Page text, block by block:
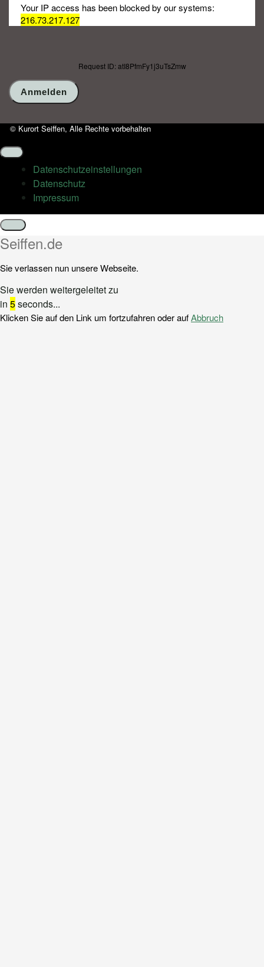
Your IP access has been blocked by our systems:
216.73.217.127
Request ID: atI8PfmFy1j3uTsZmw
© Kurort Seiffen, Alle Rechte vorbehalten
Datenschutz­einstellungen
Datenschutz
Impressum
Schließen
Seiffen.de
Sie verlassen nun unsere Webseite.
Sie werden weitergeleitet zu
in 5seconds...
Klicken Sie auf den Link um fortzufahren oder aufAbbruch